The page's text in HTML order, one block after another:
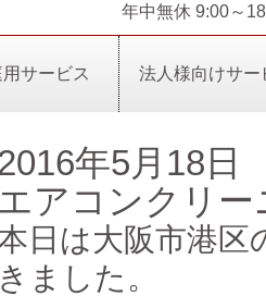
年中無休 9:00～
サービス 法人様向けサー
年5月18日
エアコンクリー
日は大阪市港
きました。